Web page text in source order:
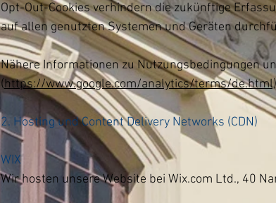
Opt-Out-Cookies verhindern die zukünftige
auf allen genutzten Systemen und Geräten
Nähere Informationen zu Nutzungsbedingungen
(https://www.google.com/analytics/terms/de.html)
2. Hosting und Content Delivery Networks (CDN)
WIX
Wir hosten unsere Website bei Wix.com Ltd., 40